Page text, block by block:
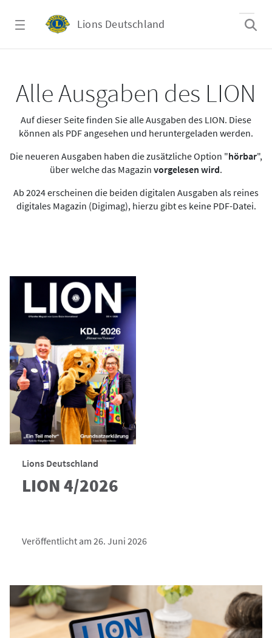
Lions Deutschland
Alle Ausgaben des LION
Auf dieser Seite finden Sie alle Ausgaben des LION. Diese
können als PDF angesehen und heruntergeladen werden.
Die neueren Ausgaben haben die zusätzliche Option "hörbar",
über welche das Magazin vorgelesen wird.
Ab 2024 erscheinen die beiden digitalen Ausgaben als reines
digitales Magazin (Digimag), hierzu gibt es keine PDF-Datei.
Lions Deutschland
LION 4/2026
Veröffentlicht am 26. Juni 2026